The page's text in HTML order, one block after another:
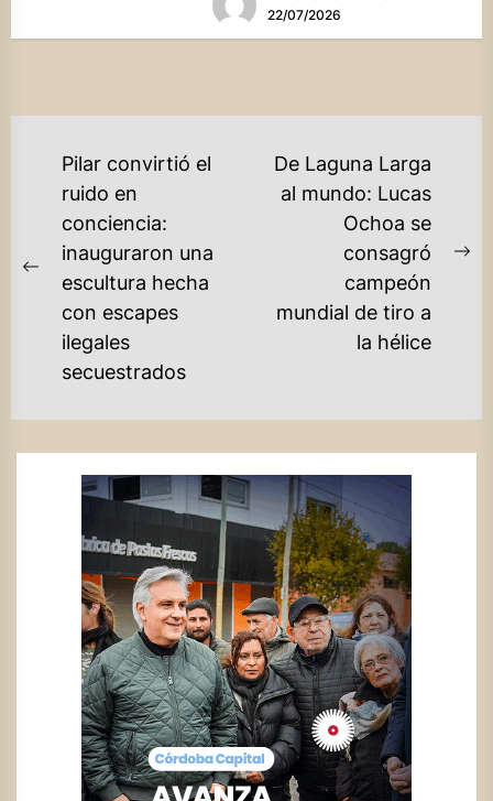
22/07/2026
NAVEGACIÓN
ENTRADAS
Previous
post:
Pilar convirtió el
ruido en
conciencia:
inauguraron una
escultura hecha
con escapes
ilegales
secuestrados
De Laguna Larga
al mundo: Lucas
Ochoa se
consagró
campeón
mundial de tiro a
la hélice